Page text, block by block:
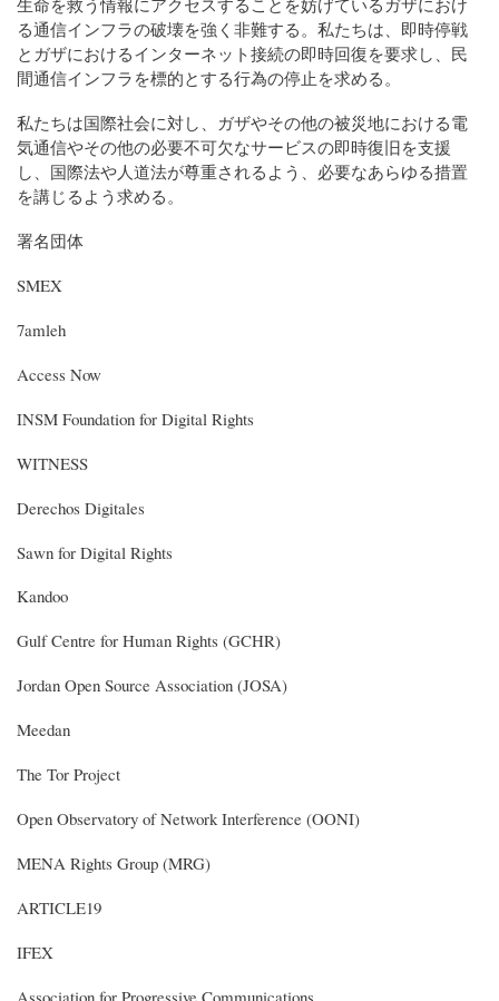
る通信インフラの破壊を強く非難する。私たちは、即時停戦
とガザにおけるインターネット接続の即時回復を要求し、民
間通信インフラを標的とする行為の停止を求める。
私たちは国際社会に対し、ガザやその他の被災地における電
気通信やその他の必要不可欠なサービスの即時復旧を支援
し、国際法や人道法が尊重されるよう、必要なあらゆる措置
を講じるよう求める。
署名団体
SMEX
7amleh
Access Now
INSM Foundation for Digital Rights
WITNESS
Derechos Digitales
Sawn for Digital Rights
Kandoo
Gulf Centre for Human Rights (GCHR)
Jordan Open Source Association (JOSA)
Meedan
The Tor Project
Open Observatory of Network Interference (OONI)
MENA Rights Group (MRG)
ARTICLE19
IFEX